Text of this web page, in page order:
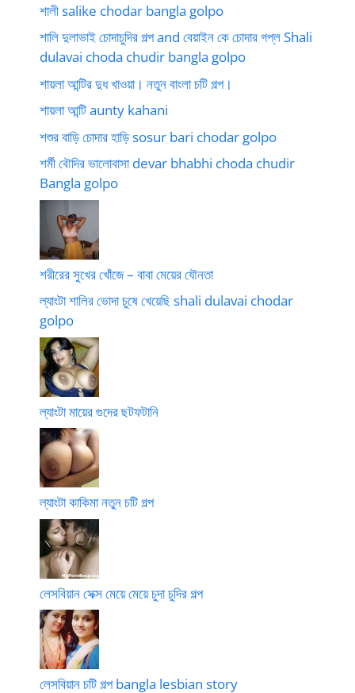
শালী salike chodar bangla golpo
শালি দুলাভাই চোদাচুদির গল্প and বেয়াইন কে চোদার গপ্ল Shali
dulavai choda chudir bangla golpo
শায়লা আন্টির দুধ খাওয়া। নতুন বাংলা চটি গল্প।
শায়লা আন্টি aunty kahani
শশুর বাড়ি চোদার হাড়ি sosur bari chodar golpo
শর্মী বৌদির ভালোবাসা devar bhabhi choda chudir
Bangla golpo
শরীরের সুখের খোঁজে – বাবা মেয়ের যৌনতা
ল্যাংটা শালির ভোদা চুষে খেয়েছি shali dulavai chodar
golpo
ল্যাংটা মায়ের গুদের ছটফটানি
ল্যাংটা কাকিমা নতুন চটি গল্প
লেসবিয়ান সেক্স মেয়ে মেয়ে চুদা চুদির গল্প
লেসবিয়ান চটি গল্প bangla lesbian story